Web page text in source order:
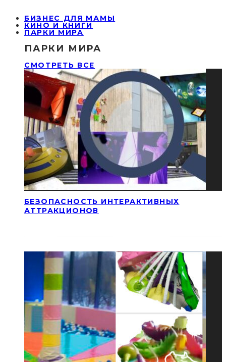
БИЗНЕС ДЛЯ МАМЫ
КИНО И КНИГИ
ПАРКИ МИРА
ПАРКИ МИРА
СМОТРЕТЬ ВСЕ
БЕЗОПАСНОСТЬ ИНТЕРАКТИВНЫХ
АТТРАКЦИОНОВ